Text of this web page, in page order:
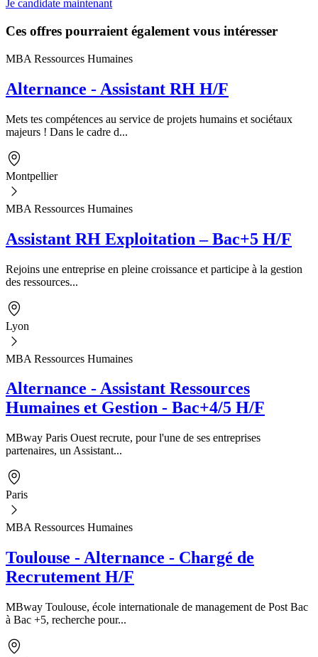
Je candidate maintenant
Ces offres pourraient également vous intéresser
MBA Ressources Humaines
Alternance - Assistant RH H/F
Mets tes compétences au service de projets humains et sociétaux
majeurs ! Dans le cadre d...
Montpellier
MBA Ressources Humaines
Assistant RH Exploitation – Bac+5 H/F
Rejoins une entreprise en pleine croissance et participe à la gestion
des ressources...
Lyon
MBA Ressources Humaines
Alternance - Assistant Ressources
Humaines et Gestion - Bac+4/5 H/F
MBway Paris Ouest recrute, pour l'une de ses entreprises
partenaires, un Assistant...
Paris
MBA Ressources Humaines
Toulouse - Alternance - Chargé de
Recrutement H/F
MBway Toulouse, école internationale de management de Post Bac
à Bac +5, recherche pour...